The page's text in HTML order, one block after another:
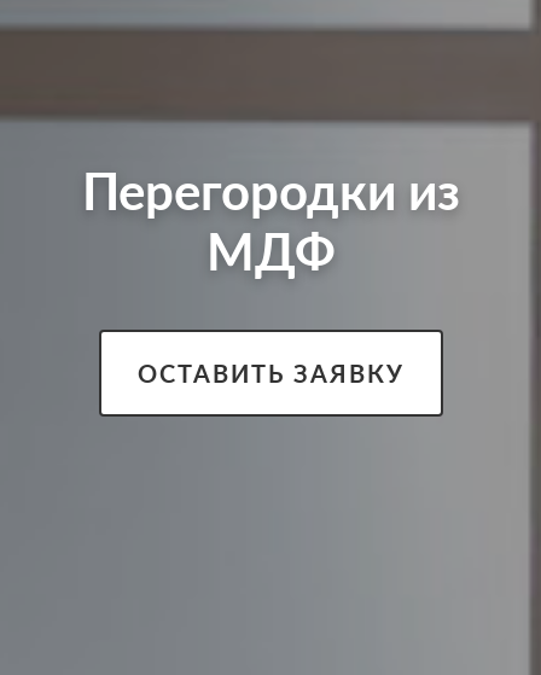
Перегородки из
МДФ
ОСТАВИТЬ ЗАЯВКУ